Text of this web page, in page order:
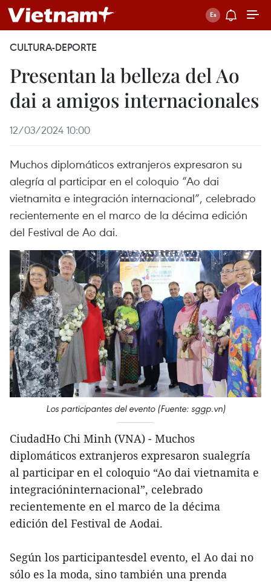
CULTURA-DEPORTE
Presentan la belleza del Ao
dai a amigos internacionales
12/03/2024 10:00
Muchos diplomáticos extranjeros expresaron su
alegría al participar en el coloquio “Ao dai
vietnamita e integración internacional”, celebrado
recientemente en el marco de la décima edición
del Festival de Ao dai.
Los participantes del evento (Fuente: sggp.vn)
CiudadHo Chi Minh (VNA) - Muchos
diplomáticos extranjeros expresaron sualegría
al participar en el coloquio “Ao dai vietnamita e
integracióninternacional”, celebrado
recientemente en el marco de la décima
edición del Festival de Aodai.
Según los participantesdel evento, el Ao dai no
sólo es la moda, sino también una prenda